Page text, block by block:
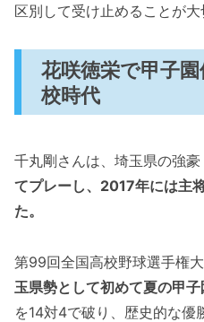
区別して受け止めることが大
花咲徳栄で甲子
校時代
千丸剛さんは、埼玉県の強
てプレーし、2017年には主
た。
第99回全国高校野球選手権
玉県勢として初めて夏の甲
を14対4で破り、歴史的な優